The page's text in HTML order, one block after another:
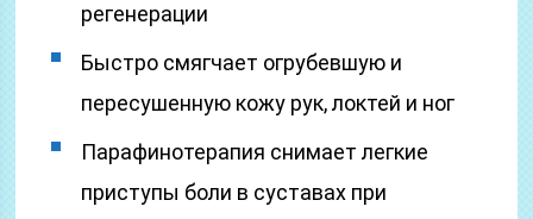
регенерации
Быстро смягчает огрубевшую и
пересушенную кожу рук, локтей и ног
Парафинотерапия снимает легкие
приступы боли в суставах при